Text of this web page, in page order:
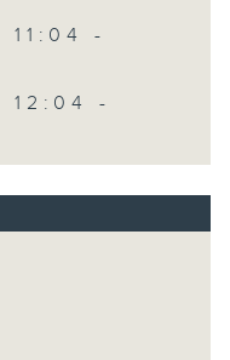
11:04 -
12:04 -